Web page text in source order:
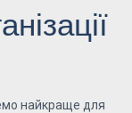
найкраще для